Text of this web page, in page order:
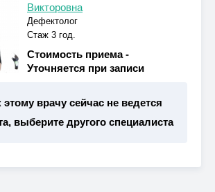
Викторовна
Дефектолог
Стаж 3 год.
Стоимость приема -
Уточняется при записи
этому врачу сейчас не ведется
выберите другого специалиста